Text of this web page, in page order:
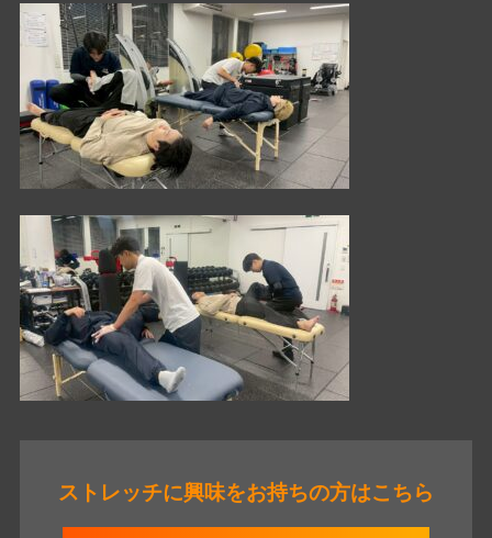
ストレッチに興味をお持ちの方はこちら